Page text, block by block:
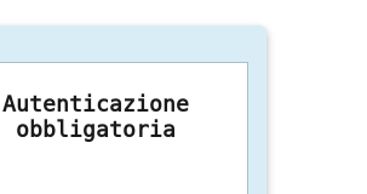
Autenticazione
obbligatoria